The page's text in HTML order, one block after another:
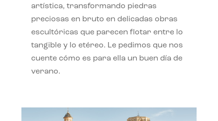
artística, transformando piedras
preciosas en bruto en delicadas obras
escultóricas que parecen flotar entre lo
tangible y lo etéreo. Le pedimos que nos
cuente cómo es para ella un buen día de
verano.